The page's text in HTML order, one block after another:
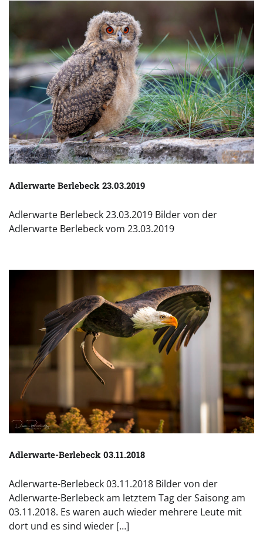
Adlerwarte Berlebeck 23.03.2019
Adlerwarte Berlebeck 23.03.2019 Bilder von der
Adlerwarte Berlebeck vom 23.03.2019
Adlerwarte-Berlebeck 03.11.2018
Adlerwarte-Berlebeck 03.11.2018 Bilder von der
Adlerwarte-Berlebeck am letztem Tag der Saisong am
03.11.2018. Es waren auch wieder mehrere Leute mit
dort und es sind wieder […]